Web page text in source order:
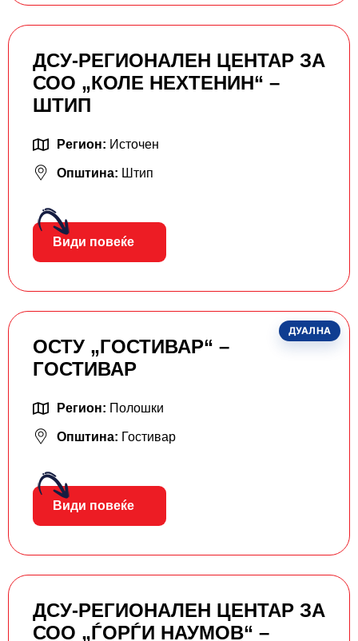
ДСУ-РЕГИОНАЛЕН ЦЕНТАР ЗА
СОО „КОЛЕ НЕХТЕНИН“ –
ШТИП
Регион: Источен
Општина: Штип
Види повеќе
ДУАЛНА
ОСТУ „ГОСТИВАР“ –
ГОСТИВАР
Регион: Полошки
Општина: Гостивар
Види повеќе
ДСУ-РЕГИОНАЛЕН ЦЕНТАР ЗА
СОО „ЃОРЃИ НАУМОВ“ –